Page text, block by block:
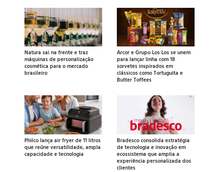
Natura sai na frente e traz
máquinas de personalização
cosmética para o mercado
brasileiro
Arcor e Grupo Los Los se unem
para lançar linha com 18
sorvetes inspirados em
clássicos como Tortuguita e
Butter Toffees
Philco lança air fryer de 11 litros
que reúne versatilidade, ampla
capacidade e tecnologia
Bradesco consolida estratégia
de tecnologia e inovação em
ecossistema que amplia a
experiência personalizada dos
clientes